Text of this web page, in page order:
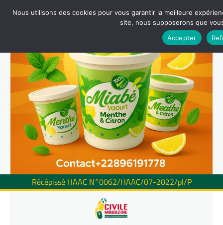
Récépissé HAAC N°0062/HAAC/07-2022/pl/P
Nous utilisons des cookies pour vous garantir la meilleure
site, nous supposerons que
Accepter